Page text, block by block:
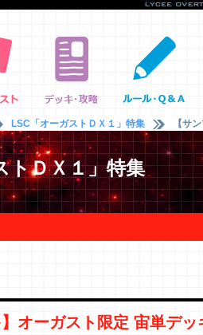
LSC「オーガストＤＸ１」特集 【サ
トＤＸ１」特集
】オーガスト限定 宙単デッ